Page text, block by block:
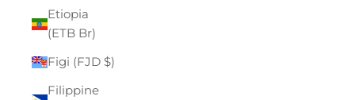
Etiopia
(ETB Br)
Figi (FJD $)
Filippine